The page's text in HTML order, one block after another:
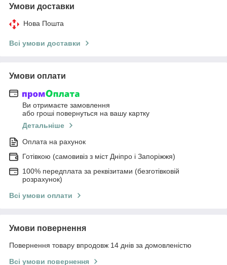
Умови доставки
Нова Пошта
Всі умови доставки
Умови оплати
Ви отримаєте замовлення
або гроші повернуться на вашу картку
Детальніше
Оплата на рахунок
Готівкою (самовивіз з міст Дніпро і Запоріжжя)
100% передплата за реквізитами (безготівковій
розрахунок)
Всі умови оплати
Умови повернення
Повернення товару впродовж 14 днів за домовленістю
Всі умови повернення